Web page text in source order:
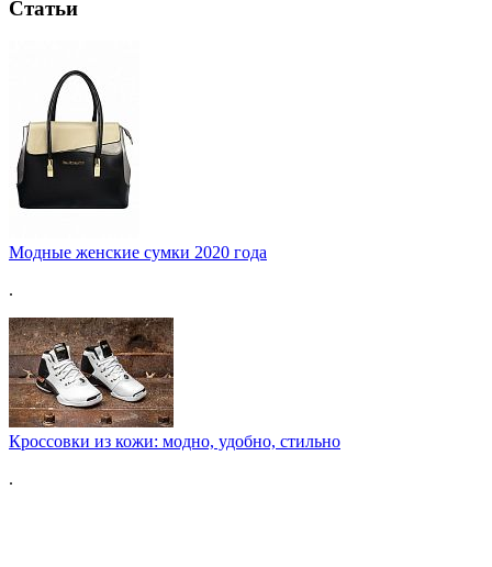
Статьи
Модные женские сумки 2020 года
.
Кроссовки из кожи: модно, удобно, стильно
.